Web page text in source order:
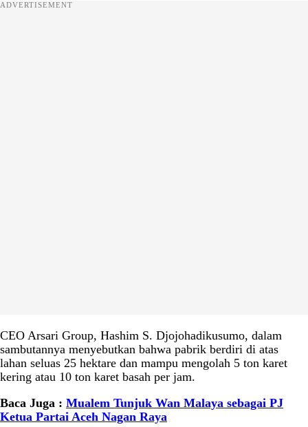
ADVERTISEMENT
CEO Arsari Group, Hashim S. Djojohadikusumo, dalam
sambutannya menyebutkan bahwa pabrik berdiri di atas
lahan seluas 25 hektare dan mampu mengolah 5 ton karet
kering atau 10 ton karet basah per jam.
Baca Juga : Mualem Tunjuk Wan Malaya sebagai PJ
Ketua Partai Aceh Nagan Raya